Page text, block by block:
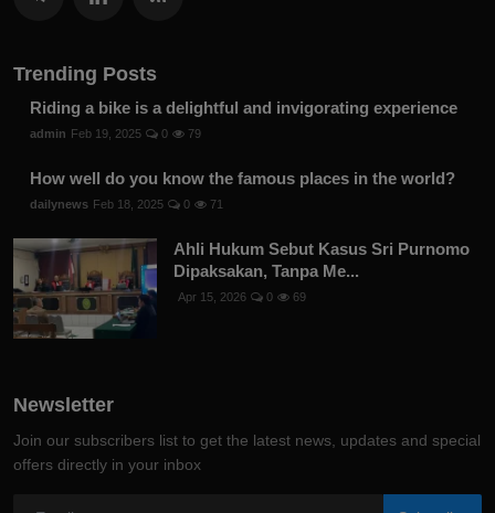
Trending Posts
Riding a bike is a delightful and invigorating experience
admin Feb 19, 2025 0 79
How well do you know the famous places in the world?
dailynews Feb 18, 2025 0 71
Ahli Hukum Sebut Kasus Sri Purnomo
Dipaksakan, Tanpa Me...
Apr 15, 2026 0 69
Newsletter
Join our subscribers list to get the latest news, updates and special
offers directly in your inbox